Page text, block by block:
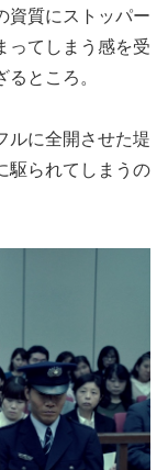
資質にストッパー
ってしまう感を受
ところ。
ルに全開させた堤
駆られてしまうの